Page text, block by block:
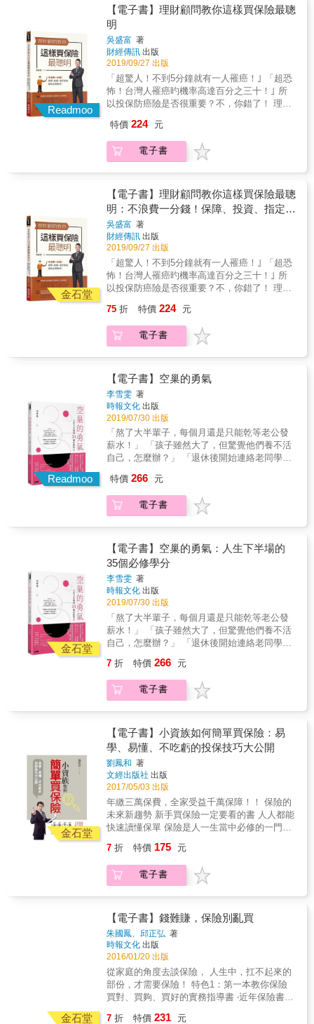
改變為儲蓄目的。投資型人壽保險中的保單帳
戶價值，是高齡者財富移轉的良好工具，善用
保險「有條件｣可免納入遺產稅，在財富管理上
達到最優效益。
以把資金用在刀口上，更健全你的人生保障。
如作者建議：「我認為的『最少』保障原則：
癌症險住院日額1萬元，重大疾病100萬元，失
能扶助險每月理賠4萬元。保障不夠的人，應逐
漸將安全網買足。」 「最基本的商業保險防護
網為壽險主約附加意外險、意外醫療、實支實
付、住院日額、癌症，有錢再逐漸加強到完整
保障，才能享受高品質的醫療和退休後生活。
如果體況或年紀已經無法買商業醫療險，只好
多存一些錢來因應。」 把錢花在刀口上！投保
商業保險為的是補足社會保險之不足，不要白
白浪費一分錢。本書不但是收入有限的上班族
必備，也是每位認真繳稅的國人保障自己權益
必須知道的保險之道！ 本書特色 & && & ◆提
場生涯中，曾短期兼差，可能可以增加百萬以
上的老年給付。以以下例子說明： 志明50年
次，在甲公司專職工作40年，65歲請領勞保老
年給付。近10年工資都是36,000元，勞保投保
薪資為36,300元，健保投保金額36,300元。先
不考慮勞（就）健保費用的調整。 A：志明每
月甲公司勞保負擔
=36300&times;11.5%&times;20%=835元；健
元。勞健保40年總負擔=（835+563）
年金而非一次金，勞保年資40年，65歲退休開
始請領，到85歲身故。 勞保B式
=36300&times;40&times;1.55%=22506元（擇
優給付）。 假設志明也同時在乙公司部分工時
兼職5年，工資4,000元。勞保投保薪資為
11,100元，健保投保金額24,000元。志明每月
乙公司勞保負擔
=11100&times;11.5%&times;20%=255元；不
需重複繳交健保費。勞健保5年總負擔
=（255+0）&times;12&times;5=15318元。乙
公司的型態可能是大賣場、清潔工、速食店、
便利商店、保全等等行業。 兼職後的勞保投
保薪資為上限45,800元
（36300+11100&gt;45800）。 勞保B式
=45800&times;40&times;1.55%=28396元（擇
1,413,600元（=5890&times;12&times;20）。5
年只要多繳15,318元，就可以達到多領
1,399,620（=1413600-13980）元的效果。 ◆
圖文對照，快速掌握重點 許多抽象的事物，用
敍述的方式讀者不易理解，本書用大量的圖
例，讓你輕易了解複雜的觀念，內心不再糾
結。 ◆大量案例，化抽象為具體 抽象的文字說
明，有時讓人難以理解，但是一個實際的案
例，就說明了一切。本書用大量的案例說明，
讓你由新手變專家。如： 志明45年次，在53歲
入國保。57歲國保期間因意外死亡，國保年資
有4年，同時還有勞保年資20年，退保前最後10
年的月投保薪資都為43,900元，遺有1子滿26
歲。57歲的志明申請勞保老年減給年金，才領
幾個月就身故。志明身故後，兒子可以申請什
麼給付？ 勞保退保當下，53歲的志明還不具請
領勞保「一次請領老年給付」資格。57歲時，
志明可以領取勞保老年年金減給給付
=43900&times;20&times;1.55%&times;（1-
3&times;4%）=11976元（以公式B擇優領取）
到身故。 志明屬於勞保斷保族，除非後來再重
新加入勞保，否則勞保權益就會中斷。若請領
年金，不得改請領差額。因遺屬不符資格，所
以也無法請領遺屬年金。 ◆參考資料、主管機
關詳列 法規不時變動，你要如何跟上？本書詳
公司總經理 莊豐嘉 中央廣播電台新聞部經理
沈聰榮 國立政治大學教育系教授 秦夢群 中鋼
公司智財與檢測技術處專家室工程師 黃延真 磐
讓所有人在風險降臨之前，幫自己建立好屬於
你的防護傘！ 面對低薪、高房價、超高齡時
代， 比起花大錢盲目買、什麼都買， 不如買最
合適的，才是真正押對「保」！ ■買「好」保
險：你可以選擇保險，但無法選擇風險！ 保
險，平時用不到是幸運，要用時一定哭著謝天
啊！你可能會想問：「為什麼要買保險？保險
能帶給我什麼？」簡單來說，保險有三個功
能：1.發生風險時不用花到自己辛苦存下的
錢、2.擁有選擇醫療品質的權利、3.補貼自己無
前進、不能回頭，而人生中可能順遂平安，亦
有可能大起大落，保險的功用就在於幫助我們
弭平人生大落時的損失幅度。 ■買「省」保
題，問題是沒錢」，如果我們身上有雄厚的資
產、背後有龐大的醫療資源、上頭有可靠的父
母及人脈，沒買保險似乎也問題不大，因為風
險並不構成威脅。但是，如果沒有上述這些資
源，保險這個風險規避的工具，值得我們好好
思考以及運用。買保險時，比起什麼都買，不
如仔細檢視自己的需求與財務分配。書中以圖
表帶你先清楚認識壽險、意外險、醫療險、重
一分花在保險的錢都不浪費。 ■買「對」保
險、醫療險、重大疾病險、長照險」要注意哪
些眉角？「幼童、學子、出社會的年輕人、責
任重大期的青壯年、屆臨退休的中年、已退休
的中老年」等不同階段各別適合什麼保險？書
中以大量圖片、表格，解說如何規劃人生各階
段所需的保險，並搭配相關範例與試算，幫助
你正確了解自己的需求。
Readmoo
【電子書】理財顧問教你這樣買保險最聰
明
吳盛富 著
財經傳訊 出版
2019/09/27 出版
「超驚人！不到5分鐘就有一人罹癌！｣ 「超恐
怖！台灣人罹癌旳機率高達百分之三十！｣ 所
以投保防癌險是否很重要？不，你錯了！ 理財
的！ 相信你心中已經充滿了『為什麼？為什
麼？為什麼？』 不浪費一分錢！專家跟你想的
就是不一樣： 傳統癌症險最主要的理賠項目有
症住院日額保險金】：根據保額&times;住院天
數 【癌症住院手術醫療保險金】：保額&times;
給付倍數或固定數字 但是，因為醫學的進步，
癌症治療的住院需求下降，但是治療的費用卻
大增。於是你買的防癌險反而幫不太上忙。那
你該怎麼辦？ 作者提出的建議是用「重大傷病
險｣。「經醫生診斷初次罹患重大傷病，並且拿
到健保局核發的重大傷病卡，那麼就符合重大
傷病險的理賠條件。」條件明確沒有爭議，拿
到足額的重大傷病一次性給付後，我們可以選
或新式化療。 作者為認證國際理財規劃顧問
（CFP），把從事投資、稅務、保險多年的經
驗寫成本書，公開他為客戶規劃保險的看法。
一個小資族來說，保險就是保險，但是對一個
有數百萬，甚至數千萬資金的人，保險則扮演
財富傳承或是節稅的功能為重。你可能是一個
小資族，不應對保險建立全面的視野嗎？如此
重要的投資工具，你可以說我只要懂我現在用
得到的部分就好，而不願意花一兩個小時，先
建立全面的觀念，那你可能就永遠都達不到有
視野 保險這項理財工具有三個功能：「避險、
投資、節稅｣。其偏重，基本上視個人的財產多
少而定。 ˙資產在300萬以下，以保險為主。 ˙
量為主。 本書全面說明保險的這三個功能。讓
讀者對保險這項金融工具，有全面的認識。 市
場上不少保險書只著重於保障的部分，這符合
大多數人的需求沒有錯，不過並不能涵蓋保險
的全面功能。 ◆符合現況的建議 2019年中，保
險產業產品結構發生重大變革，短天期儲蓄險
將會慢慢停售，失能險因為賠率過高，紛紛進
行調整。本書因而進行改寫，以提供你最新、
最正確的保險知識。 ◆正確的觀念，讓你不花
錢買到「誤解」 如果你花了錢買了重大疾病
是，以中風為例，必須是要達成腦中風後殘障
的狀態時（重度），重大疾病險才會理賠！ 本
書說明一些重要，但是常被誤解的觀念。
特價 224 元
電子書
金石堂
【電子書】理財顧問教你這樣買保險最聰
明：不浪費一分錢！保障、投資、指定受
益，保險全面解析
吳盛富 著
財經傳訊 出版
2019/09/27 出版
「超驚人！不到5分鐘就有一人罹癌！｣ 「超恐
怖！台灣人罹癌旳機率高達百分之三十！｣ 所
以投保防癌險是否很重要？不，你錯了！ 理財
的！ 相信你心中已經充滿了『為什麼？為什
麼？為什麼？』 不浪費一分錢！專家跟你想的
就是不一樣： 傳統癌症險最主要的理賠項目有
症住院日額保險金】：根據保額&times;住院天
數 【癌症住院手術醫療保險金】：保額&times;
給付倍數或固定數字 但是，因為醫學的進步，
癌症治療的住院需求下降，但是治療的費用卻
大增。於是你買的防癌險反而幫不太上忙。那
你該怎麼辦？ 作者提出的建議是用「重大傷病
險｣。「經醫生診斷初次罹患重大傷病，並且拿
到健保局核發的重大傷病卡，那麼就符合重大
傷病險的理賠條件。」條件明確沒有爭議，拿
擇：作最新的免疫療法、標靶藥物、新式放療
或新式化療。 作者為認證國際理財規劃顧問
（CFP），把從事投資、稅務、保險多年的經
驗寫成本書，公開他為客戶規劃保險的看法。
首先，他以全面的角度來看保險這一回事。對
一個小資族來說，保險就是保險，但是對一個
有數百萬，甚至數千萬資金的人，保險則扮演
財富傳承或是節稅的功能為重。你可能是一個
小資族，不應對保險建立全面的視野嗎？如此
重要的投資工具，你可以說我只要懂我現在用
得到的部分就好，而不願意花一兩個小時，先
建立全面的觀念，那你可能就永遠都達不到有
視野 保險這項理財工具有三個功能：「避險、
投資、節稅｣。其偏重，基本上視個人的財產多
少而定。 ˙資產在300萬以下，以保險為主。 ˙
量為主。 本書全面說明保險的這三個功能。讓
讀者對保險這項金融工具，有全面的認識。 市
場上不少保險書只著重於保障的部分，這符合
大多數人的需求沒有錯，不過並不能涵蓋保險
的全面功能。 ◆符合現況的建議 2019年中，保
險產業產品結構發生重大變革，短天期儲蓄險
將會慢慢停售，失能險因為賠率過高，紛紛進
行調整。本書因而進行改寫，以提供你最新、
最正確的保險知識。 ◆正確的觀念，讓你不花
錢買到「誤解」 如果你花了錢買了重大疾病
是，以中風為例，必須是要達成腦中風後殘障
的狀態時（重度），重大疾病險才會理賠！ 本
書說明一些重要，但是常被誤解的觀念。
75 折 特價 224 元
電子書
Readmoo
【電子書】空巢的勇氣
李雪雯 著
時報文化 出版
2019/07/30 出版
「熬了大半輩子，每個月還是只能乾等老公發
薪水！」 「孩子雖然大了，但驚覺他們養不活
自己，怎麼辦？」 「退休後開始連絡老同學，
&hellip;&hellip;心真慌！」 年屆50了，發現自
己除了守著「空巢」，身邊竟甚麼也抓不著
&hellip;&hellip; 談理財，道健康，聊生活，3大
就是只能開始等天黑&hellip;&hellip;滿腹的「心
事」啥人知？ 如何為自己的下半生籌措一筆安
身立命的基金？ 怎麼替自己調養一個安度更年
期的身體？ 如何打造一個快樂有方向的退休生
活？ 看到這裡，妳應該立即停止抱怨，正視自
己的三大狀況，開始打理妳的下半生，除非妳
想變成滅絕師太，否則還是耐著性子，把本書
看完！ 沒有生活智慧的女人，永遠都無法成為
真正的好命女。 也或許妳身邊有錢，但卻不知
道如何讓錢增值，為自己的未來提供一份保障
會賺錢，但卻守不住健康，一切依舊枉然！ 作
為一個女人，妳有幾件事情在孩子離巢單飛後
一定要去做， 而這意味著什麼？ 這代表著，妳
漫漫長路，妳要過得比上半場更優雅！ 懂得生
活能讓妳更美麗，聰明理財能夠幫妳真正獨
立，維持身體健康為妳打造遊歷四方的好體
力。 如果妳現在還在跟更年期打仗，苦於空巢
心酸無處訴，那麼妳應該如何改變這種窘境？
本書教妳如何做一個好命的女人， 懂得理財，
生活有方向，讓身體很健康，輕鬆活出更精彩
的女力人生。 & 名人推薦 中華民國退休基金協
如 王道銀行個人金融事業執行長│陳怡芬 九八
深媒體人暨中廣《蘭萱時間》節目主持人│蘭萱
依姓氏筆畫順序排名-強力推薦
特價 266 元
電子書
金石堂
【電子書】空巢的勇氣：人生下半場的
35個必修學分
李雪雯 著
時報文化 出版
2019/07/30 出版
「熬了大半輩子，每個月還是只能乾等老公發
薪水！」 「孩子雖然大了，但驚覺他們養不活
自己，怎麼辦？」 「退休後開始連絡老同學，
&hellip;&hellip;心真慌！」 年屆50了，發現自
己除了守著「空巢」，身邊竟甚麼也抓不著
&hellip;&hellip; 談理財，道健康，聊生活，3大
就是只能開始等天黑&hellip;&hellip;滿腹的「心
事」啥人知？ 如何為自己的下半生籌措一筆安
身立命的基金？ 怎麼替自己調養一個安度更年
期的身體？ 如何打造一個快樂有方向的退休生
活？ 看到這裡，妳應該立即停止抱怨，正視自
己的三大狀況，開始打理妳的下半生，除非妳
想變成滅絕師太，否則還是耐著性子，把本書
看完！ 沒有生活智慧的女人，永遠都無法成為
真正的好命女。 也或許妳身邊有錢，但卻不知
道如何讓錢增值，為自己的未來提供一份保障
會賺錢，但卻守不住健康，一切依舊枉然！ 作
為一個女人，妳有幾件事情在孩子離巢單飛後
一定要去做， 而這意味著什麼？ 這代表著，妳
漫漫長路，妳要過得比上半場更優雅！ 懂得生
活能讓妳更美麗，聰明理財能夠幫妳真正獨
立，維持身體健康為妳打造遊歷四方的好體
力。 如果妳現在還在跟更年期打仗，苦於空巢
心酸無處訴，那麼妳應該如何改變這種窘境？
本書教妳如何做一個好命的女人， 懂得理財，
生活有方向，讓身體很健康，輕鬆活出更精彩
會理事長│王儷玲 視覺設計師│米力 作家│吳淡
7 折 特價 266 元
電子書
金石堂
【電子書】小資族如何簡單買保險：易
學、易懂、不吃虧的投保技巧大公開
劉鳳和 著
文經出版社 出版
2017/05/03 出版
年繳三萬保費，全家受益千萬保障！！ 保險的
未來新趨勢 新手買保險一定要看的書 人人都能
快速讀懂保單 保險是人一生當中必修的一門
不能沒有保險、不該讓重的保費壓得喘不過
氣，人人都需要用最低的保費買到最大的保
障。 平民保險王劉鳳和的最新著作，讓所有新
保險計劃。 不實用的醫療險OUT！ 業務員賺很
大的投資險OUT！ 被通膨吃掉的儲蓄險OUT！
剛入社會的新鮮人、窮忙低薪的小資族、怕被
坑殺的保戶，一定要入手的簡易保險教材。沒
有艱澀難懂的保險名詞，只有作者真實心聲、
案例。教你低利時代的保險新觀念： 1.買錯保
險比不買保險還糟糕 2.低利時代，人人要自保
3.「低保費、高保障」才是好保險 本書特色 1.
傳授最基礎的簽單原則，沒看過這本，千萬不
7 折 特價 175 元
電子書
金石堂
【電子書】錢難賺，保險別亂買
朱國鳳、邱正弘 著
時報文化 出版
2016/01/20 出版
從家庭的角度去談保險， 人生中，扛不起來的
部份，才需要保險！ 特色1：第一本教你保險
買對、買夠、買好的實務指導書 ‧近年保險書主
7 折 特價 231 元